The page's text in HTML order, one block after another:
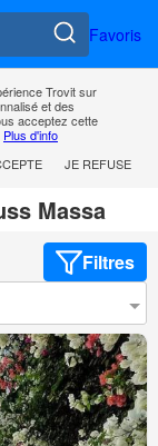
Favoris
Trovit sur
et des
acceptez cette
Plus d'info
JE REFUSE
Massa
Filtres